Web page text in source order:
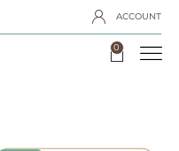
ACCOUNT
0